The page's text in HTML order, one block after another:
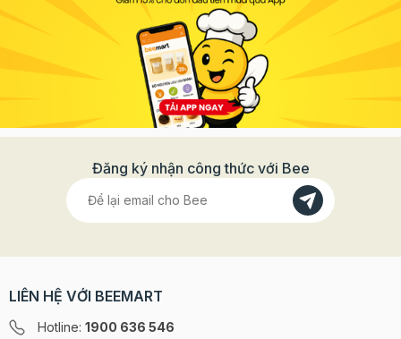
Đăng ký nhận công thức với Bee
LIÊN HỆ VỚI BEEMART
Hotline: 1900 636 546